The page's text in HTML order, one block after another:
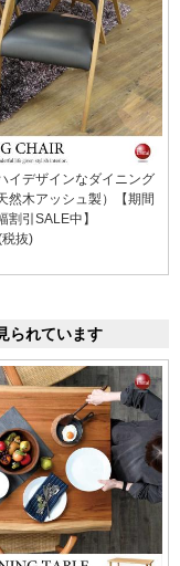
イデザインなダイニング
然木アッシュ製）【期間
割引SALE中】
抜)
られています